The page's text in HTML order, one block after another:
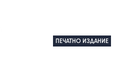
ПЕЧАТНО ИЗДАНИЕ